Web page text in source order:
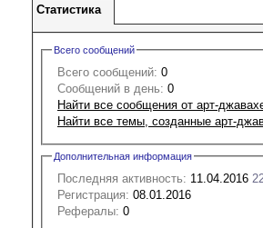
Статистика
Всего сообщений
Всего сообщений: 0
Сообщений в день: 0
Найти все сообщения от арт-
Найти все темы, созданные арт-
Дополнительная информация
Последняя активность: 11.04.2016
Регистрация: 08.01.2016
Рефералы: 0